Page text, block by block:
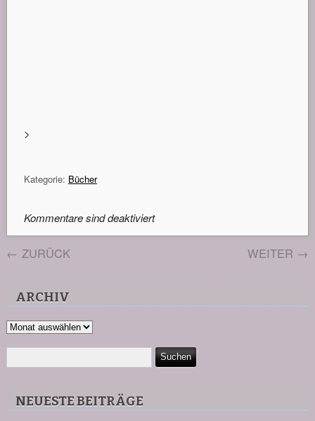
>
Kategorie: Bücher
Kommentare sind deaktiviert
← ZURÜCK WEITER →
ARCHIV
Archiv
NEUESTE BEITRÄGE